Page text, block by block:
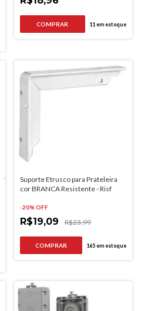
11 em estoque
Suporte Etrusco para Prateleira
cor BRANCA Resistente - Risf
-20% OFF
R$19,09 R$23,99
COMPRAR 165em estoque